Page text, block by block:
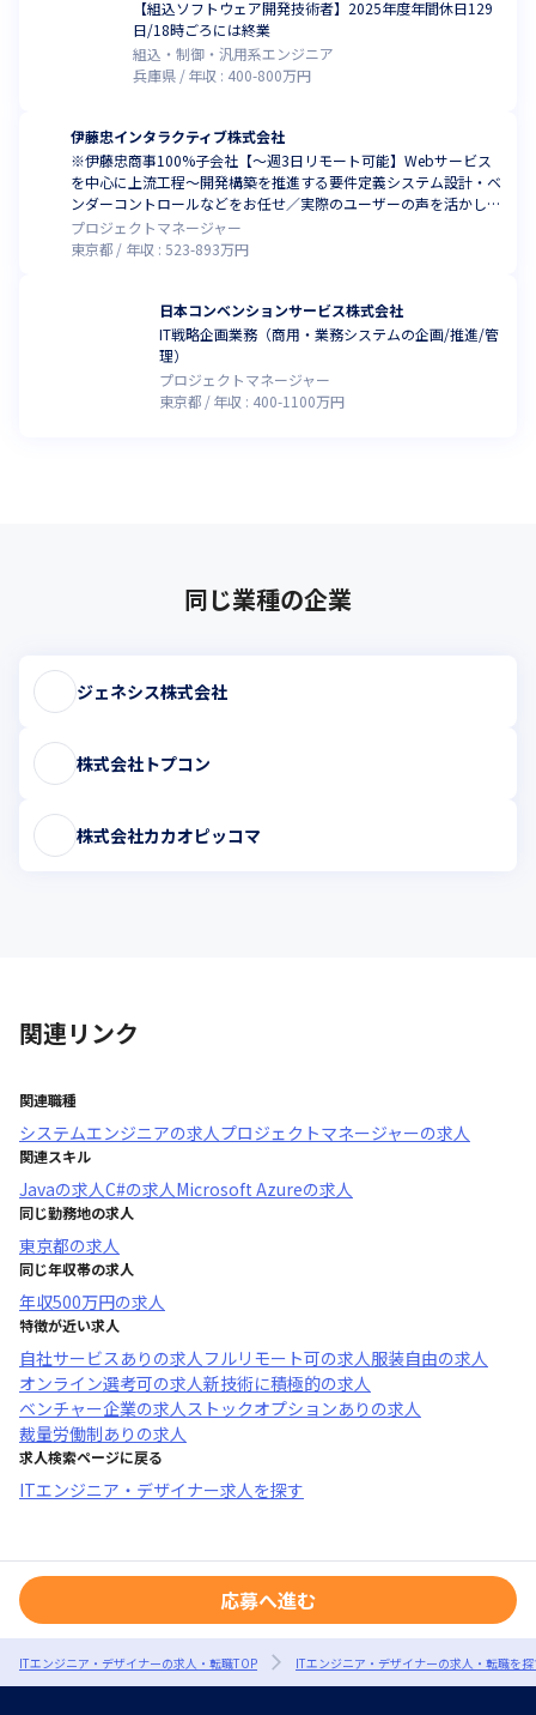
【組込ソフトウェア開発技術者】2025年度年間休日129
日/18時ごろには終業
組込・制御・汎用系エンジニア
兵庫県
年収 : 400-800万円
伊藤忠インタラクティブ株式会社
※伊藤忠商事100%子会社【～週3日リモート可能】Webサービス
を中心に上流工程～開発構築を推進する要件定義システム設計・ベ
ンダーコントロールなどをお任せ／実際のユーザーの声を活かした
プロダクト作りを経験することができます
プロジェクトマネージャー
東京都
年収 : 523-893万円
日本コンベンションサービス株式会社
IT戦略企画業務（商用・業務システムの企画/推進/管
理）
プロジェクトマネージャー
東京都
年収 : 400-1100万円
同じ業種の企業
ジェネシス株式会社
株式会社トプコン
株式会社カカオピッコマ
関連リンク
関連職種
システムエンジニアの求人プロジェクトマネージャーの求人
関連スキル
Javaの求人C#の求人Microsoft Azureの求人
同じ勤務地の求人
東京都の求人
同じ年収帯の求人
年収500万円の求人
特徴が近い求人
自社サービスあり の求人フルリモート可の求人服装自由の求人
オンライン選考可の求人新技術に積極的の求人
ベンチャー企業の求人ストックオプションあり の求人
裁量労働制あり の求人
求人検索ページに戻る
ITエンジニア・デザイナー求人を探す
応募へ進む
ITエンジニア・デザイナーの求人・転職TOP ITエンジニア・デザイナーの求人・転職を